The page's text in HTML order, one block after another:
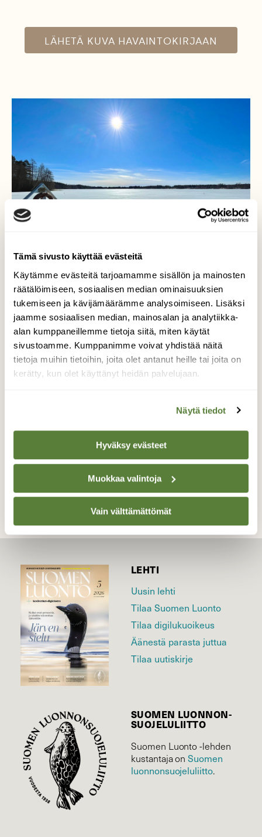
Tämä sivusto käyttää evästeitä
Käytämme evästeitä tarjoamamme sisällön ja mainosten
räätälöimiseen, sosiaalisen median ominaisuuksien
tukemiseen ja kävijämäärämme analysoimiseen. Lisäksi
jaamme sosiaalisen median, mainosalan ja analytiikka-
alan kumppaneillemme tietoja siitä, miten käytät
sivustoamme. Kumppanimme voivat yhdistää näitä
tietoja muihin tietoihin, joita olet antanut heille tai joita on
kerätty, kun olet käyttänyt heidän palvelujaan.
Näytä tiedot
Hyväksy evästeet
Muokkaa valintoja
Vain välttämättömät
LÄHETÄ KUVA HAVAINTOKIRJAAN
Kevätaurinko
Kevätaurinko lämmittää…! Katumajärvi
9.4.2023
TAKAISIN LISTAAN
LEHTI
Uusin lehti
Tilaa Suomen Luonto
Tilaa digilukuoikeus
Äänestä parasta juttua
Tilaa uutiskirje
SUOMEN LUONNON­
SUOJELU­LIITTO
Suomen Luonto -lehden
kustantaja onSuomen
luonnonsuojelu­liitto.